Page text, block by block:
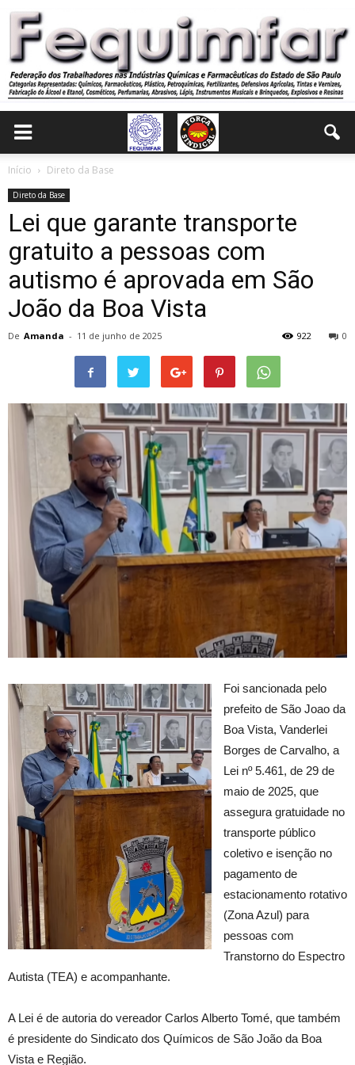
Início Direto da Base
Direto da Base
Lei que garante transporte
gratuito a pessoas com
autismo é aprovada em São
João da Boa Vista
De Amanda - 11 de junho de 2025 0
922
Foi sancionada pelo
prefeito de São Joao da
Boa Vista, Vanderlei
Borges de Carvalho, a
Lei nº 5.461, de 29 de
maio de 2025, que
assegura gratuidade no
transporte público
coletivo e isenção no
pagamento de
estacionamento rotativo
(Zona Azul) para
pessoas com
Transtorno do Espectro
Autista (TEA) e acompanhante.
A Lei é de autoria do vereador Carlos Alberto Tomé, que também
é presidente do Sindicato dos Químicos de São João da Boa
Vista e Região.